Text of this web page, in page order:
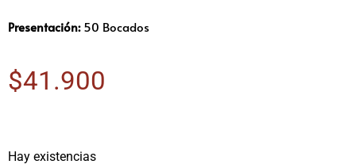
Presentación:50 Bocados
$41.900
Hay existencias